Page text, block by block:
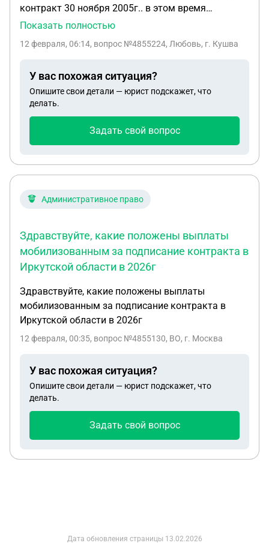
контракт 30 ноября 2005г.. в этом время
проходила акция и выплаты по воронежской
выплата 400 000. Остальные ждали но они так и
но они сказали то что у них данных на него нет. В
части же говорят что он заключил контракт с 14
января и никакая выплата больше ему не
контракт подписаны и не нашли.
Показать полностью
12 февраля, 06:14, вопрос №4855224, Любовь, г. Кушва
У вас похожая ситуация?
Опишите свои детали — юрист подскажет, что
делать.
Задать свой вопрос
Административное право
Здравствуйте, какие положены выплаты
мобилизованным за подписание контракта в
Иркутской области в 2026г
Здравствуйте, какие положены выплаты
мобилизованным за подписание контракта в
Иркутской области в 2026г
12 февраля, 00:35, вопрос №4855130, ВО, г. Москва
У вас похожая ситуация?
Опишите свои детали — юрист подскажет, что
делать.
Задать свой вопрос
Дата обновления страницы 13.02.2026